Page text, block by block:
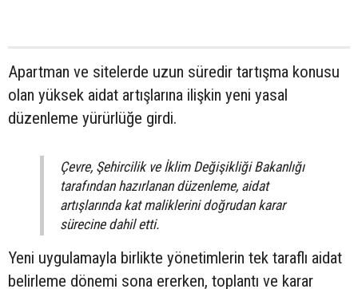
Apartman ve sitelerde uzun süredir tartışma konusu
olan yüksek aidat artışlarına ilişkin yeni yasal
düzenleme yürürlüğe girdi.
Çevre, Şehircilik ve İklim Değişikliği Bakanlığı
tarafından hazırlanan düzenleme, aidat
artışlarında kat maliklerini doğrudan karar
sürecine dahil etti.
Yeni uygulamayla birlikte yönetimlerin tek taraflı aidat
belirleme dönemi sona ererken, toplantı ve karar